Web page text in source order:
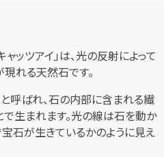
ッツアイ」は、光の反射によって
れる天然石です。
と呼ばれ、石の内部に含まれる繊
生まれます。光の線は石を動か
宝石が生きているかのように見え